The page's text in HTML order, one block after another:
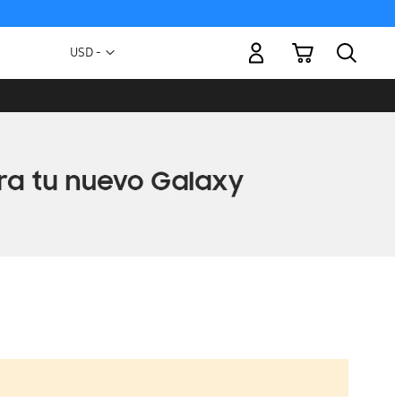
Moneda
USD -
Mi carrito